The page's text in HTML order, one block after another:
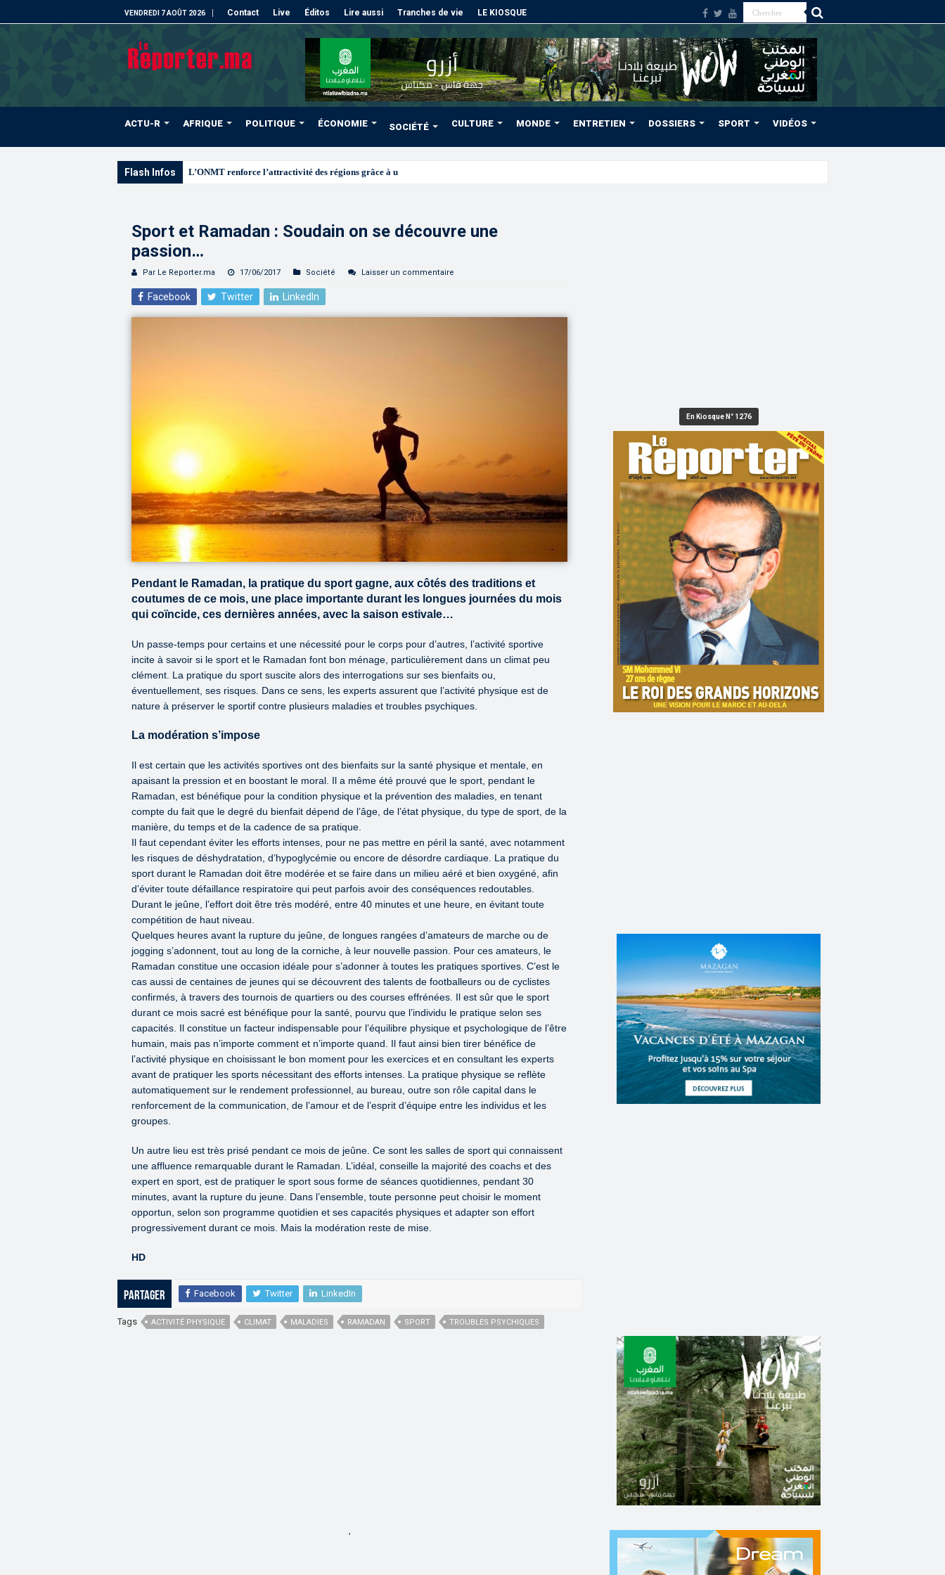
VENDREDI 7 AOÛT 2026 Contact Live Éditos Lire aussi Tranches de vie LE KIOSQUE
ACTU-R AFRIQUE POLITIQUE ÉCONOMIE SOCIÉTÉ CULTURE MONDE ENTRETIEN DOSSIERS SPORT VIDÉOS
Flash Infos L’ONMT renforce l’attractivité des régions grâce à une connectivité aérienne historique de Rya
Sport et Ramadan : Soudain on se découvre une
passion…
Par Le Reporter.ma 17/06/2017 Société Laisser un commentaire
Facebook Twitter LinkedIn
Pendant le Ramadan, la pratique du sport gagne, aux côtés des traditions et
coutumes de ce mois, une place importante durant les longues journées du mois
qui coïncide, ces dernières années, avec la saison estivale…
Un passe-temps pour certains et une nécessité pour le corps pour d’autres, l’activité sportive
incite à savoir si le sport et le Ramadan font bon ménage, particulièrement dans un climat peu
clément. La pratique du sport suscite alors des interrogations sur ses bienfaits ou,
éventuellement, ses risques. Dans ce sens, les experts assurent que l’activité physique est de
nature à préserver le sportif contre plusieurs maladies et troubles psychiques.
La modération s’impose
Il est certain que les activités sportives ont des bienfaits sur la santé physique et mentale, en
apaisant la pression et en boostant le moral. Il a même été prouvé que le sport, pendant le
Ramadan, est bénéfique pour la condition physique et la prévention des maladies, en tenant
compte du fait que le degré du bienfait dépend de l’âge, de l’état physique, du type de sport, de la
manière, du temps et de la cadence de sa pratique.
Il faut cependant éviter les efforts intenses, pour ne pas mettre en péril la santé, avec notamment
les risques de déshydratation, d’hypoglycémie ou encore de désordre cardiaque. La pratique du
sport durant le Ramadan doit être modérée et se faire dans un milieu aéré et bien oxygéné, afin
d’éviter toute défaillance respiratoire qui peut parfois avoir des conséquences redoutables.
Durant le jeûne, l’effort doit être très modéré, entre 40 minutes et une heure, en évitant toute
compétition de haut niveau.
Quelques heures avant la rupture du jeûne, de longues rangées d’amateurs de marche ou de
jogging s’adonnent, tout au long de la corniche, à leur nouvelle passion. Pour ces amateurs, le
Ramadan constitue une occasion idéale pour s’adonner à toutes les pratiques sportives. C’est le
cas aussi de centaines de jeunes qui se découvrent des talents de footballeurs ou de cyclistes
confirmés, à travers des tournois de quartiers ou des courses effrénées. Il est sûr que le sport
durant ce mois sacré est bénéfique pour la santé, pourvu que l’individu le pratique selon ses
capacités. Il constitue un facteur indispensable pour l’équilibre physique et psychologique de l’être
humain, mais pas n’importe comment et n’importe quand. Il faut ainsi bien tirer bénéfice de
l’activité physique en choisissant le bon moment pour les exercices et en consultant les experts
avant de pratiquer les sports nécessitant des efforts intenses. La pratique physique se reflète
automatiquement sur le rendement professionnel, au bureau, outre son rôle capital dans le
renforcement de la communication, de l’amour et de l’esprit d’équipe entre les individus et les
groupes.
Un autre lieu est très prisé pendant ce mois de jeûne. Ce sont les salles de sport qui connaissent
une affluence remarquable durant le Ramadan. L’idéal, conseille la majorité des coachs et des
expert en sport, est de pratiquer le sport sous forme de séances quotidiennes, pendant 30
minutes, avant la rupture du jeune. Dans l’ensemble, toute personne peut choisir le moment
opportun, selon son programme quotidien et ses capacités physiques et adapter son effort
progressivement durant ce mois. Mais la modération reste de mise.
HD
Partager Facebook Twitter LinkedIn
Tags ACTIVITÉ PHYSIQUE CLIMAT MALADIES RAMADAN SPORT TROUBLES PSYCHIQUES
En Kiosque N° 1276